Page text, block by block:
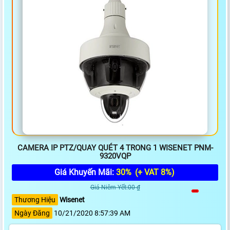
CAMERA IP PTZ/QUAY QUÉT 4 TRONG 1 WISENET PNM-
9320VQP
Giá Khuyến Mãi: 30% (+ VAT 8%)
Giá Niêm Yết:00 ₫
Thương Hiệu Wisenet
Ngày Đăng
10/21/2020 8:57:39 AM